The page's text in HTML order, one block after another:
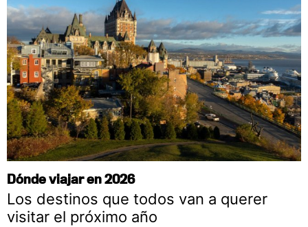
Dónde viajar en 2026
Los destinos que todos van a querer
visitar el próximo año